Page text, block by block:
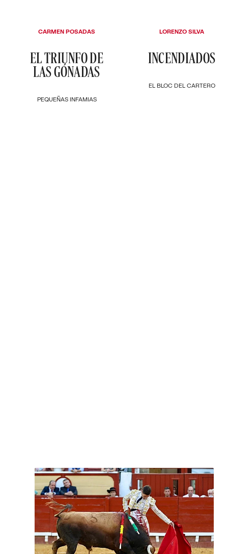
PEQUEÑAS INFAMIAS
EL TRIUNFO DE
LAS GÓNADAS
CARMEN POSADAS
EL BLOC DEL CARTERO
INCENDIADOS
LORENZO SILVA